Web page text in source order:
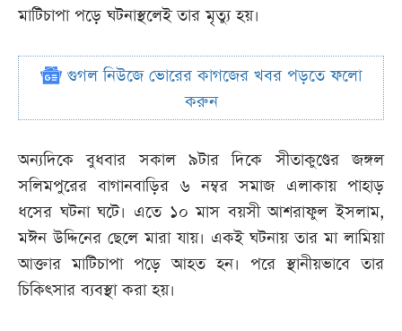
মাটিচাপা পড়ে ঘটনাস্থলেই তার মৃত্যু হয়।
গুগল নিউজে ভোরের কাগজের খবর পড়তে ফলো
করুন
অন্যদিকে বুধবার সকাল ৯টার দিকে সীতাকুণ্ডের জঙ্গল
সলিমপুরের বাগানবাড়ির ৬ নম্বর সমাজ এলাকায় পাহাড়
ধসের ঘটনা ঘটে। এতে ১০ মাস বয়সী আশরাফুল ইসলাম,
মঈন উদ্দিনের ছেলে মারা যায়। একই ঘটনায় তার মা লামিয়া
আক্তার মাটিচাপা পড়ে আহত হন। পরে স্থানীয়ভাবে তার
চিকিৎসার ব্যবস্থা করা হয়।